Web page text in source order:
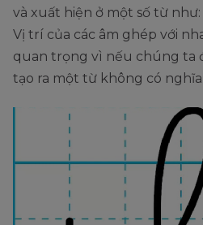
và xuất hiện ở một số từ
Vị trí của các âm ghép với
quan trọng vì nếu chúng ta
tạo ra một từ không có nghĩa.